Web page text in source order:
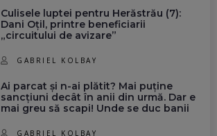
Culisele luptei pentru Herăstrău (7):
Dani Oțil, printre beneficiarii
„circuitului de avizare”
GABRIEL KOLBAY
Ai parcat și n-ai plătit? Mai puține
sancțiuni decât în anii din urmă. Dar e
mai greu să scapi! Unde se duc banii
GABRIEL KOLBAY